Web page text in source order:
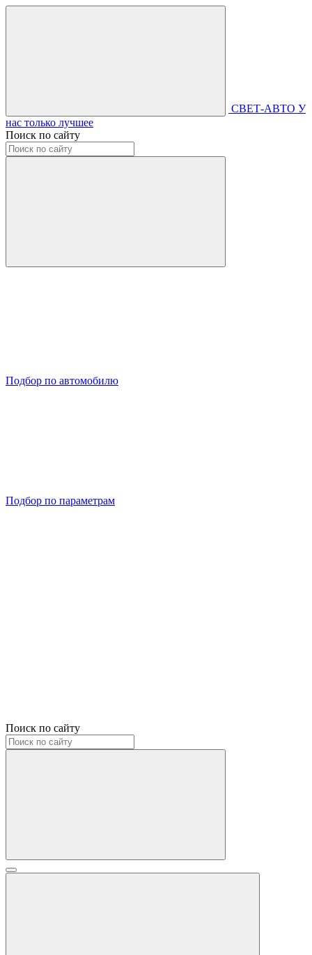
СВЕТ-АВТО У
нас только лучшее
Поиск по сайту
Подбор по автомобилю
Подбор по параметрам
Поиск по сайту